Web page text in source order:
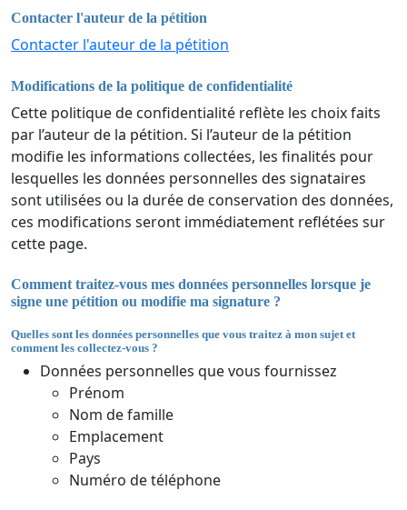
Contacter l'auteur de la pétition
Contacter l'auteur de la pétition
Modifications de la politique de confidentialité
Cette politique de confidentialité reflète les choix faits
par l’auteur de la pétition. Si l’auteur de la pétition
modifie les informations collectées, les finalités pour
lesquelles les données personnelles des signataires
sont utilisées ou la durée de conservation des données,
ces modifications seront immédiatement reflétées sur
cette page.
Comment traitez-vous mes données personnelles lorsque je
signe une pétition ou modifie ma signature ?
Quelles sont les données personnelles que vous traitez à mon sujet et
comment les collectez-vous ?
Données personnelles que vous fournissez
Prénom
Nom de famille
Emplacement
Pays
Numéro de téléphone